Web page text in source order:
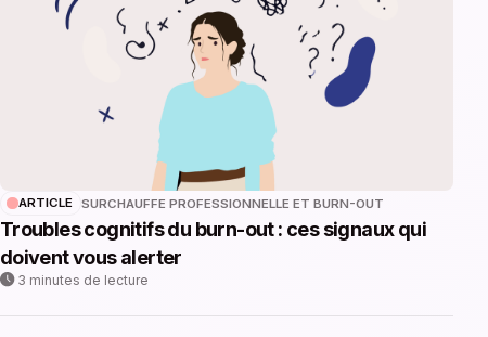
ARTICLE SURCHAUFFE PROFESSIONNELLE ET BURN-OUT
Troubles cognitifs du burn-out : ces signaux qui
doivent vous alerter
3 minutes de lecture